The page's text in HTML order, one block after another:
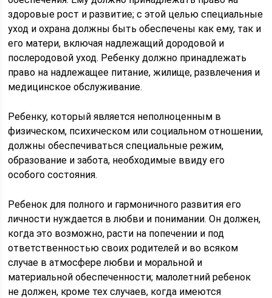
здоровые рост и развитие; с этой целью специальные
уход и охрана должны быть обеспечены как ему, так и
его матери, включая надлежащий дородовой и
послеродовой уход. Ребенку должно принадлежать
право на надлежащее питание, жилище, развлечения и
медицинское обслуживание.
Ребенку, который является неполноценным в
физическом, психическом или социальном отношении,
должны обеспечиваться специальные режим,
образование и забота, необходимые ввиду его
особого состояния.
Ребенок для полного и гармоничного развития его
личности нуждается в любви и понимании. Он должен,
когда это возможно, расти на попечении и под
ответственностью своих родителей и во всяком
случае в атмосфере любви и моральной и
материальной обеспеченности; малолетний ребенок
не должен, кроме тех случаев, когда имеются